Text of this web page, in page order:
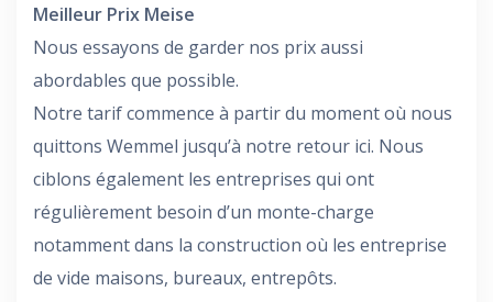
Meilleur Prix Meise
Nous essayons de garder nos prix aussi
abordables que possible.
Notre tarif commence à partir du moment où nous
quittons Wemmel jusqu’à notre retour ici. Nous
ciblons également les entreprises qui ont
régulièrement besoin d’un monte-charge
notamment dans la construction où les entreprise
de vide maisons, bureaux, entrepôts.